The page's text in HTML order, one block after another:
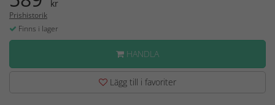
kr
Prishistorik
Finns i lager
HANDLA
Lägg till i favoriter